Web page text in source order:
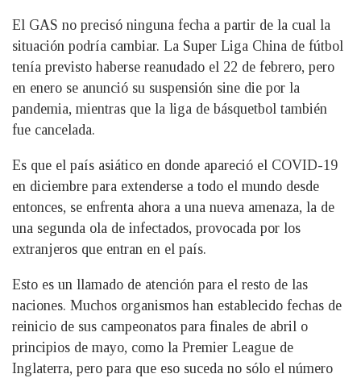
El GAS no precisó ninguna fecha a partir de la cual la
situación podría cambiar. La Super Liga China de fútbol
tenía previsto haberse reanudado el 22 de febrero, pero
en enero se anunció su suspensión sine die por la
pandemia, mientras que la liga de básquetbol también
fue cancelada.
Es que el país asiático en donde apareció el COVID-19
en diciembre para extenderse a todo el mundo desde
entonces, se enfrenta ahora a una nueva amenaza, la de
una segunda ola de infectados, provocada por los
extranjeros que entran en el país.
Esto es un llamado de atención para el resto de las
naciones. Muchos organismos han establecido fechas de
reinicio de sus campeonatos para finales de abril o
principios de mayo, como la Premier League de
Inglaterra, pero para que eso suceda no sólo el número